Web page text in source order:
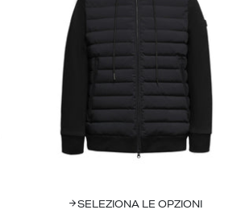
SELEZIONA LE OPZIONI